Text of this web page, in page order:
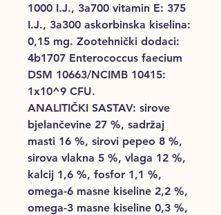
1000 I.J., 3a700 vitamin E: 375
I.J., 3a300 askorbinska kiselina:
0,15 mg. Zootehnički dodaci:
4b1707 Enterococcus faecium
DSM 10663/NCIMB 10415:
1x10^9 CFU.
ANALITIČKI SASTAV: sirove
bjelančevine 27 %, sadržaj
masti 16 %, sirovi pepeo 8 %,
sirova vlakna 5 %, vlaga 12 %,
kalcij 1,6 %, fosfor 1,1 %,
omega-6 masne kiseline 2,2 %,
omega-3 masne kiseline 0,3 %,